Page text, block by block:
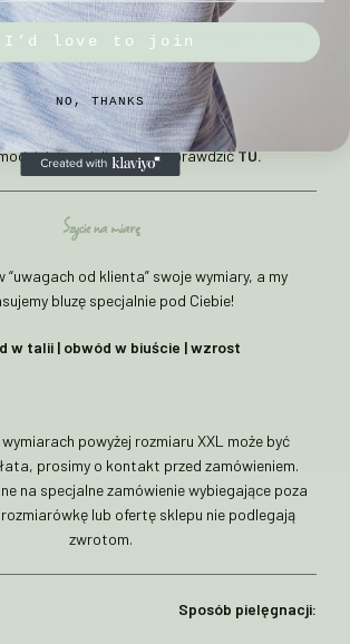
wybór kolorów – aktualnie dostępne kolory
TUTAJ
są zdjęciami poglądowymi. Wymiary
i modeli możesz sprawdzićTU.
Szycie na miarę
“uwagach od klienta” swoje wymiary, a my
bluzę specjalnie pod Ciebie!
w talii | obwód w biuście | wzrost
wymiarach powyżej rozmiaru XXL może być
prosimy o kontakt przed zamówieniem.
na specjalne zamówienie wybiegające poza
lub ofertę sklepu nie podlegają
zwrotom.
Sposób pielęgnacji:
I’d love to join
NO, THANKS